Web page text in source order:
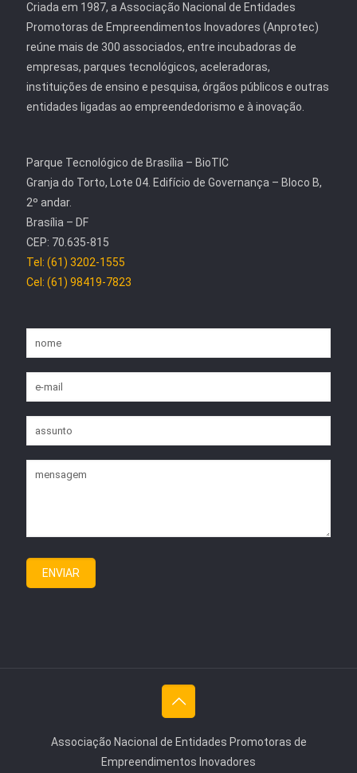
Criada em 1987, a Associação Nacional de Entidades
Promotoras de Empreendimentos Inovadores (Anprotec)
reúne mais de 300 associados, entre incubadoras de
empresas, parques tecnológicos, aceleradoras,
instituições de ensino e pesquisa, órgãos públicos e outras
entidades ligadas ao empreendedorismo e à inovação.
Parque Tecnológico de Brasília – BioTIC
Granja do Torto, Lote 04. Edifício de Governança – Bloco B,
2º andar.
Brasília – DF
CEP: 70.635-815
Tel: (61) 3202-1555
Cel: (61) 98419-7823
Associação Nacional de Entidades Promotoras de
Empreendimentos Inovadores